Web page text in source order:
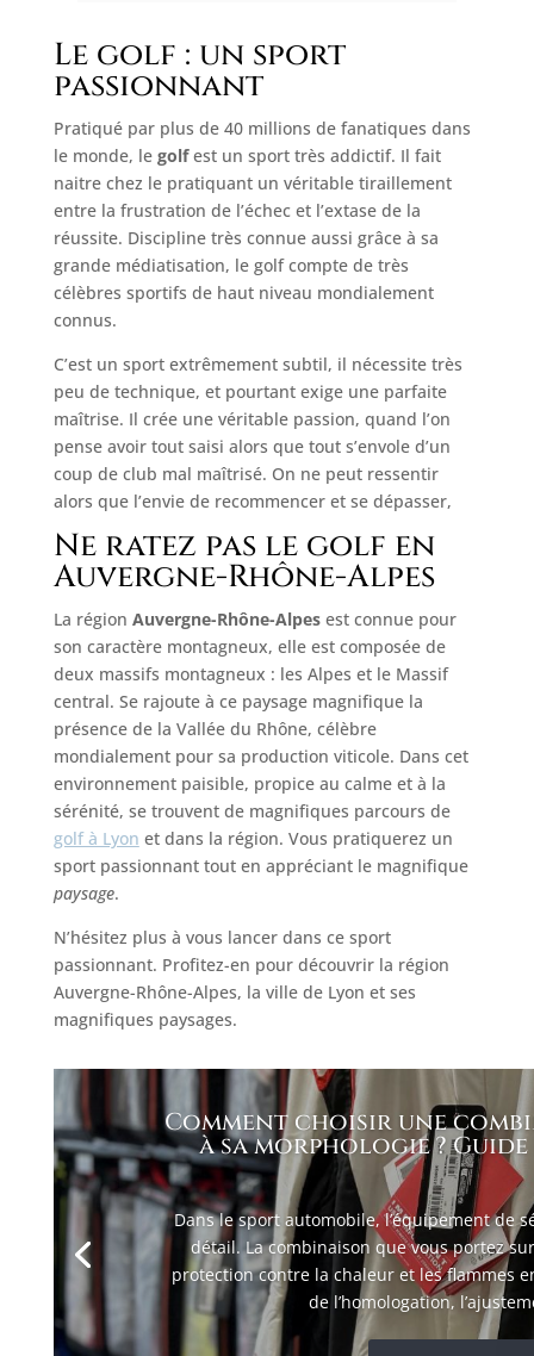
Le golf : un sport
passionnant
Pratiqué par plus de 40 millions de fanatiques dans
le monde, le golfest un sport très addictif. Il fait
naitre chez le pratiquant un véritable tiraillement
entre la frustration de l’échec et l’extase de la
réussite. Discipline très connue aussi grâce à sa
grande médiatisation, le golf compte de très
célèbres sportifs de haut niveau mondialement
connus.
C’est un sport extrêmement subtil, il nécessite très
peu de technique, et pourtant exige une parfaite
maîtrise. Il crée une véritable passion, quand l’on
pense avoir tout saisi alors que tout s’envole d’un
coup de club mal maîtrisé. On ne peut ressentir
alors que l’envie de recommencer et se dépasser,
Ne ratez pas le golf en
Auvergne-Rhône-Alpes
La région Auvergne-Rhône-Alpesest connue pour
son caractère montagneux, elle est composée de
deux massifs montagneux : les Alpes et le Massif
central. Se rajoute à ce paysage magnifique la
présence de la Vallée du Rhône, célèbre
mondialement pour sa production viticole. Dans cet
environnement paisible, propice au calme et à la
sérénité, se trouvent de magnifiques parcours de
golf à Lyon et dans la région. Vous pratiquerez un
sport passionnant tout en appréciant le magnifique
paysage.
N’hésitez plus à vous lancer dans ce sport
passionnant. Profitez-en pour découvrir la région
Auvergne-Rhône-Alpes, la ville de Lyon et ses
magnifiques paysages.
Comment choisir une
à sa morphologie ?
Dans le sport automobile, l’équipement de
détail. La combinaison que vous portez
protection contre la chaleur et les flammes
de l’homologation,